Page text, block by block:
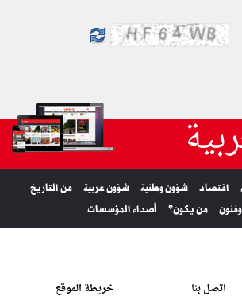
اقتصاد شؤون وطنية شؤون عربية
من التاريخ
من يكون؟ أصداء المؤسسات
اتصل بنا خريطة الموقع